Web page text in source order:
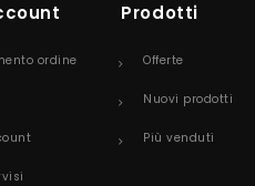
ordine
Prodotti
Offerte
Nuovi prodotti
Più venduti